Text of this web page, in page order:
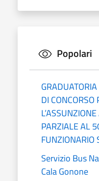
Popolari
DI CONCORSO
PARZIALE AL
FUNZIONARIO
Servizio Bus
Cala Gonone